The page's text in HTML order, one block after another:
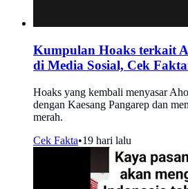
Kumpulan Hoaks terkait
di Media Sosial, Cek
Hoaks yang kembali menyasar
dengan Kaesang Pangarep dan
merah.
Cek Fakta•19 hari lalu